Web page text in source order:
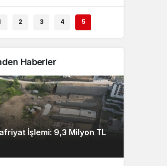
2 3 4 5
Haberler
İşlemi: 9,3 Milyon TL